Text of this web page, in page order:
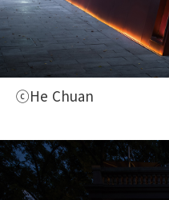
ⓒHe Chuan